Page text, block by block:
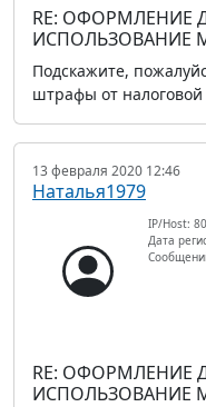
RE: ОФОРМЛЕНИЕ
ИСПОЛЬЗОВАНИЕ
Подскажите,
штрафы от налоговой
13 февраля 2020 12:46
Наталья1979
IP/Host:
Дата
RE: ОФОРМЛЕНИЕ
ИСПОЛЬЗОВАНИЕ